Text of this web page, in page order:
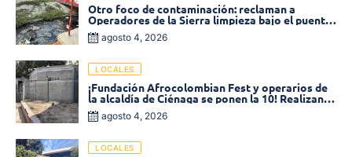
Otro foco de contaminación: reclaman a
Operadores de la Sierra limpieza bajo el puente
de la calle 19 con carrera 11
agosto 4, 2026
LOCALES
¡Fundación Afrocolombian Fest y operarios de
la alcaldía de Ciénaga se ponen la 10! Realizan
limpieza de la parte posterior del Coliseo
Monumental
agosto 4, 2026
LOCALES